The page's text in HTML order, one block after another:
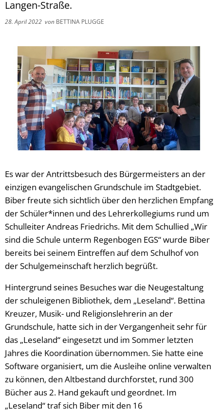
Langen-Straße.
28. April 2022 von BETTINA PLUGGE
Es war der Antrittsbesuch des Bürgermeisters an der
einzigen evangelischen Grundschule im Stadtgebiet.
Biber freute sich sichtlich über den herzlichen Empfang
der Schüler*innen und des Lehrerkollegiums rund um
Schulleiter Andreas Friedrichs. Mit dem Schullied „Wir
sind die Schule unterm Regenbogen EGS“ wurde Biber
bereits bei seinem Eintreffen auf dem Schulhof von
der Schulgemeinschaft herzlich begrüßt.
Hintergrund seines Besuches war die Neugestaltung
der schuleigenen Bibliothek, dem „Leseland“. Bettina
Kreuzer, Musik- und Religionslehrerin an der
Grundschule, hatte sich in der Vergangenheit sehr für
das „Leseland“ eingesetzt und im Sommer letzten
Jahres die Koordination übernommen. Sie hatte eine
Software organisiert, um die Ausleihe online verwalten
zu können, den Altbestand durchforstet, rund 300
Bücher aus 2. Hand gekauft und geordnet. Im
„Leseland“ traf sich Biber mit den 16